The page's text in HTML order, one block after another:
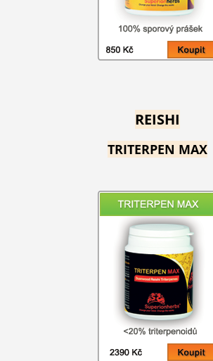
REISHI
TRITERPEN MAX